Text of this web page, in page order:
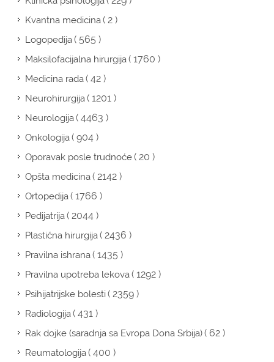
Kvantna medicina( 2 )
Logopedija( 565 )
Maksilofacijalna hirurgija( 1760 )
Medicina rada( 42 )
Neurohirurgija( 1201 )
Neurologija( 4463 )
Onkologija( 904 )
Oporavak posle trudnoće( 20 )
Opšta medicina( 2142 )
Ortopedija( 1766 )
Pedijatrija( 2044 )
Plastična hirurgija( 2436 )
Pravilna ishrana( 1435 )
Pravilna upotreba lekova( 1292 )
Psihijatrijske bolesti( 2359 )
Radiologija( 431 )
Rak dojke (saradnja sa Evropa Dona Srbija)( 62 )
Reumatologija( 400 )